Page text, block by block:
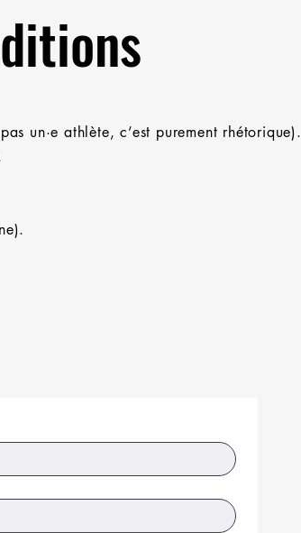
un·e athlète, c’est purement rhétorique).